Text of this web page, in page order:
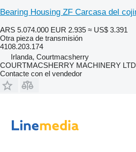
Bearing Housing ZF Carcasa del
ARS 5.074.000 EUR 2.935 ≈ US$ 3.391
Otra pieza de transmisión
4108.203.174
Irlanda, Courtmacsherry
COURTMACSHERRY MACHINERY LTD
Contacte con el vendedor